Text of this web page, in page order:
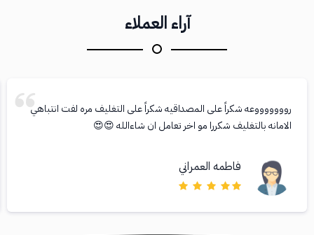
آراء العملاء
روووووووعه شكراً على المصداقيه شكراً على التغليف مره لفت انتباهي
الامانه بالتغليف شكررا مو اخر تعامل ان شاءالله 😍😍
فاطمه العمراني